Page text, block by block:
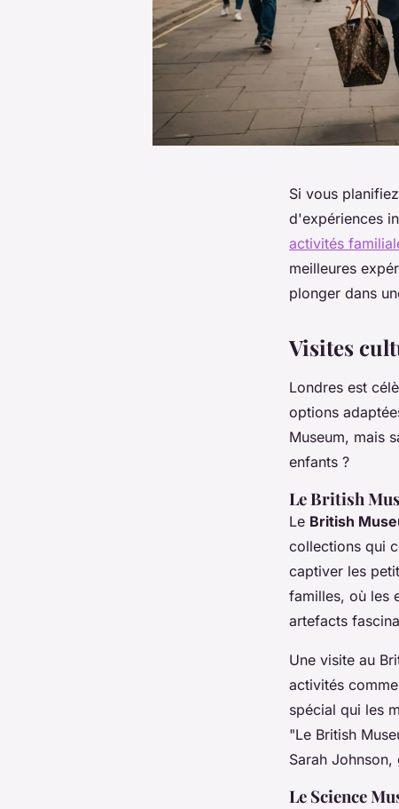
Si vous
d'expériences
activités
meilleures
plonger dans
Visites
Londres est
options
Museum, mais
enfants ?
Le British
Le British
collections qui
captiver les
familles, où les
artefacts
Une visite au
activités
spécial qui les
"Le British
Sarah
Le Science